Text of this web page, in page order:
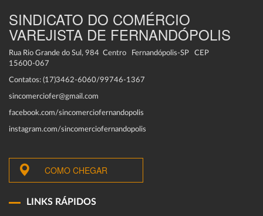
SINDICATO DO COMÉRCIO
VAREJISTA DE FERNANDÓPOLIS
Rua Rio Grande do Sul, 984 Centro Fernandópolis-SP CEP
15600-067
Contatos: (17)3462-6060/99746-1367
sincomerciofer@gmail.com
facebook.com/sincomerciofernandopolis
instagram.com/sincomerciofernandopolis
COMO CHEGAR
LINKS RÁPIDOS